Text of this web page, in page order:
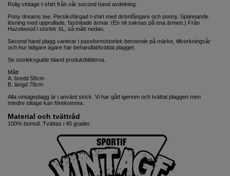
Rolig vintage t-shirt från vår second hand avdelning.
Pony dreams tee. Persikofärgad t-shirt med drömfångare och ponny. Spännande
lösning med upprullade, fastnitade ärmar. (En nit saknas på ena ärmen.) Från
Hazelwood i storlek XL, så mått nedan.
Second hand plagg varierar i passform/storlek beroende på märke, tillverkningsår
och hur tidigare ägare har behandlat/tvättat plagget.
Se storleksguide bland produktbilderna.
Mått
A. bredd 58cm
B. längd 78cm
Alla vintageplagg är i använt skick. Vi har gått igenom och tvättat plaggen men
mindre slitage kan förekomma.
Material och tvättråd
100% bomull. Tvättas i 40 grader.